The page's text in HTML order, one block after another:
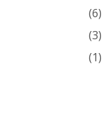
(6)
(3)
(1)